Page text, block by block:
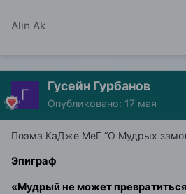
Alin Ak
Гусейн Гурбанов
Опубликовано: 17 мая
Поэма КаДже МеГ “О Мудрых
Эпиграф
«Мудрый не может превратиться